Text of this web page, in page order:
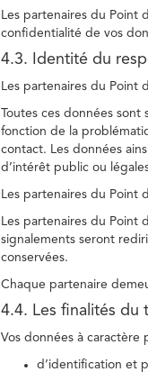
Les partenaires du Point
confidentialité de vos
4.3. Identité du
Les partenaires du Point
Toutes ces données
fonction de la
contact. Les données
d’intérêt public ou
Les partenaires du Point
Les partenaires du Point
signalements seront
conservées.
Chaque partenaire
4.4. Les finalités du
Vos données à caractère
d’identification et